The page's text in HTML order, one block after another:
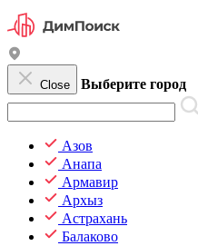
Close Выберите город
Азов
Анапа
Армавир
Архыз
Астрахань
Балаково